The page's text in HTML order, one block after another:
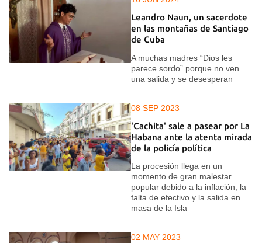
Leandro Naun, un sacerdote
en las montañas de Santiago
de Cuba
A muchas madres “Dios les
parece sordo” porque no ven
una salida y se desesperan
08 SEP 2023
'Cachita' sale a pasear por La
Habana ante la atenta mirada
de la policía política
La procesión llega en un
momento de gran malestar
popular debido a la inflación, la
falta de efectivo y la salida en
masa de la Isla
02 MAY 2023